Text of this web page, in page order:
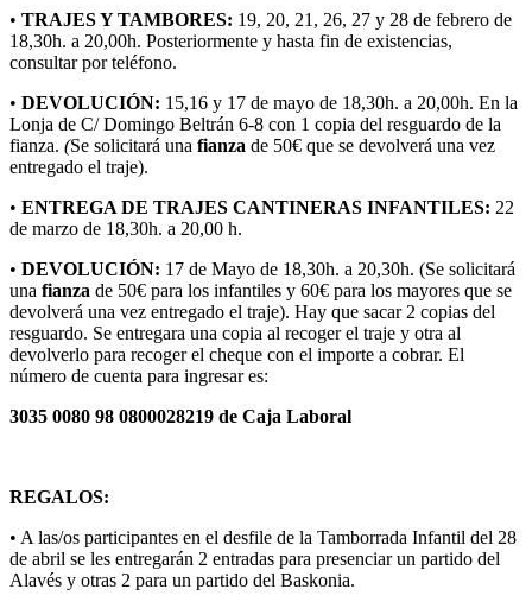
• TRAJES Y TAMBORES: 19, 20, 21, 26, 27 y 28 de febrero de
18,30h. a 20,00h. Posteriormente y hasta fin de existencias,
consultar por teléfono.
• DEVOLUCIÓN: 15,16 y 17 de mayo de 18,30h. a 20,00h. En la
Lonja de C/ Domingo Beltrán 6-8 con 1 copia del resguardo de la
fianza. (Se solicitará una fianza de 50€ que se devolverá una vez
entregado el traje).
• ENTREGA DE TRAJES CANTINERAS INFANTILES: 22
de marzo de 18,30h. a 20,00 h.
• DEVOLUCIÓN: 17 de Mayo de 18,30h. a 20,30h. (Se solicitará
una fianza de 50€ para los infantiles y 60€ para los mayores que se
devolverá una vez entregado el traje). Hay que sacar 2 copias del
resguardo. Se entregara una copia al recoger el traje y otra al
devolverlo para recoger el cheque con el importe a cobrar. El
número de cuenta para ingresar es:
3035 0080 98 0800028219 de Caja Laboral
REGALOS:
• A las/os participantes en el desfile de la Tamborrada Infantil del 28
de abril se les entregarán 2 entradas para presenciar un partido del
Alavés y otras 2 para un partido del Baskonia.